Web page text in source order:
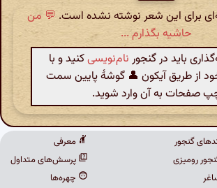
برای این شعر نوشته نشده است.💬 من
حاشیه بگذارم ...
باید در گنجور نام‌نویسیکنید و با
از طریق آیکون 👤 گوشهٔ پایین سمت
صفحات به آن وارد شوید.
گنجور
رومیزی
معرفی
پرسش‌های متداول
چهره‌ها